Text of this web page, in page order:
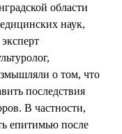
области
наук,
о том, что
последствия
В частности,
епитимью после